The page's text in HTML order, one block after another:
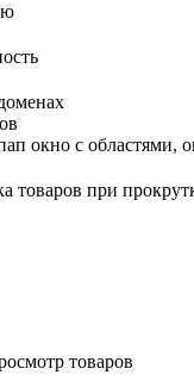
окно c областями,
товаров при
товаров